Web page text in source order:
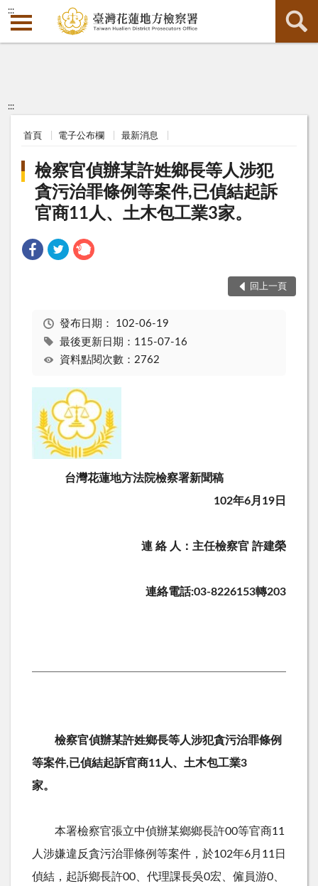
:::
:::
首頁 電子公布欄 最新消息
檢察官偵辦某許姓鄉長等人涉犯
貪污治罪條例等案件,已偵結起訴
官商11人、土木包工業3家。
回上一頁
發布日期： 102-06-19
最後更新日期：115-07-16
資料點閱次數：2762
台灣花蓮地方法院檢察署新聞稿
102年6月19日
連 絡 人：主任檢察官 許建榮
連絡電話:03-8226153轉203
檢察官偵辦某許姓鄉長等人涉犯貪污治罪條例
等案件,已偵結起訴官商11人、土木包工業3
家。
本署檢察官張立中偵辦某鄉鄉長許00等官商11
人涉嫌違反貪污治罪條例等案件，於102年6月11日
偵結，起訴鄉長許00、代理課長吳0宏、僱員游0、